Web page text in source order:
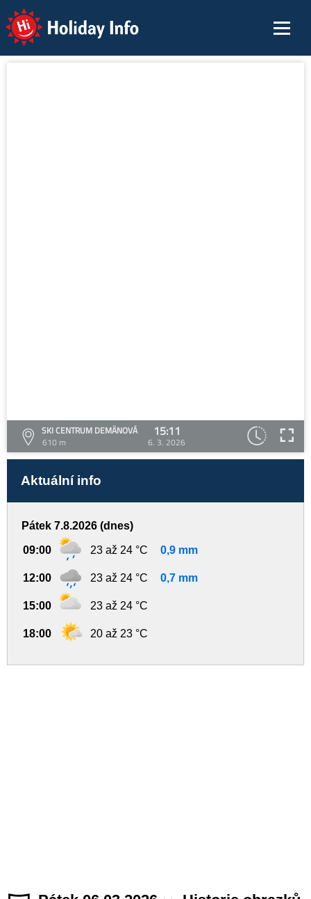
Holiday Info
SKI CENTRUM DEMÄNOVÁ
610 m
15:11
6. 3. 2026
Aktuální info
Pátek 7.8.2026 (dnes)
09:00 23 až 24 °C 0,9 mm
12:00 23 až 24 °C 0,7 mm
15:00 23 až 24 °C
18:00 20 až 23 °C